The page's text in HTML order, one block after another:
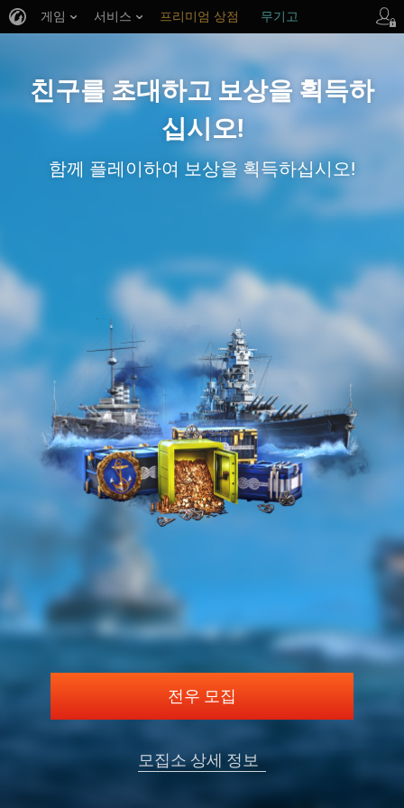
게임 서비스 프리미엄 상점 무기고
친구를 초대하고 보상을 획득하
십시오!
함께 플레이하여 보상을 획득하십시오!
전우 모집
모집소 상세 정보